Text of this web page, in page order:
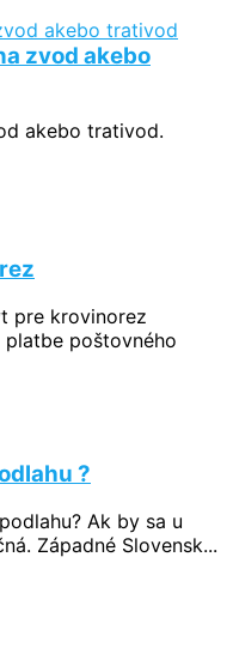
zvod akebo
akebo trativod.
pre krovinorez
platbe poštovného
?
Ak by sa u
Západné Slovensk...